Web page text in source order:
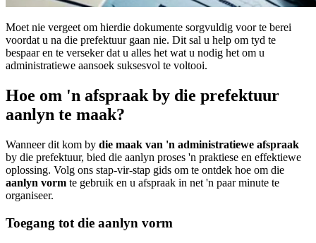
Moet nie vergeet om hierdie dokumente sorgvuldig voor te berei
voordat u na die prefektuur gaan nie. Dit sal u help om tyd te
bespaar en te verseker dat u alles het wat u nodig het om u
administratiewe aansoek suksesvol te voltooi.
Hoe om 'n afspraak by die prefektuur
aanlyn te maak?
Wanneer dit kom by die maak van 'n administratiewe afspraak
by die prefektuur, bied die aanlyn proses 'n praktiese en effektiewe
oplossing. Volg ons stap-vir-stap gids om te ontdek hoe om die
aanlyn vorm te gebruik en u afspraak in net 'n paar minute te
organiseer.
Toegang tot die aanlyn vorm